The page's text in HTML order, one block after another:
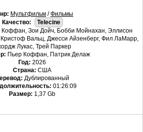
Мультфильм /Фильмы
Качество:
Telecine
Коффан, Зои Дойч, Бобби Мойнахан, Эллисон
Вальц, Джесси Айзенберг, Фил ЛаМарр,
Лукас, Трей Паркер
Пьер Коффан, Патрик Делаж
Год: 2026
Страна: США
Дублированный
01:26:09
Размер: 1,37 Gb